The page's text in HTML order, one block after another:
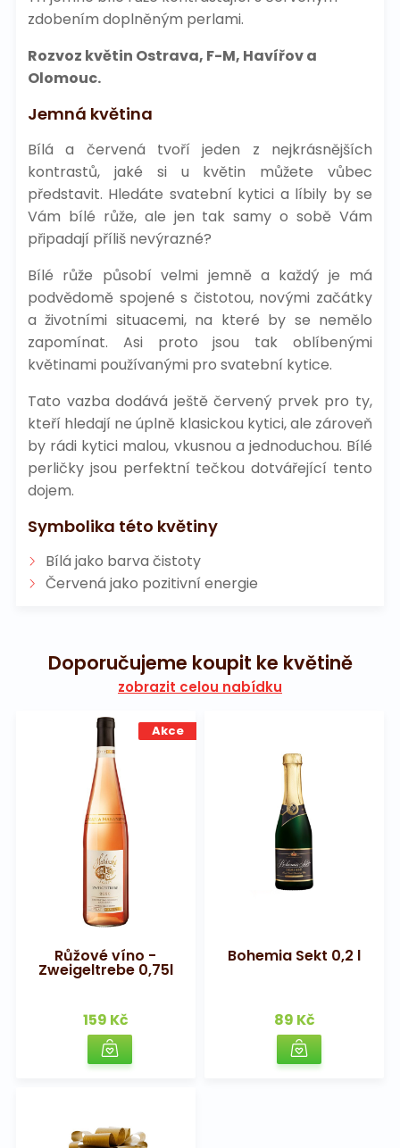
zdobením doplněným perlami.
Rozvoz květin Ostrava, F-M, Havířov a
Olomouc.
Jemná květina
Bílá a červená tvoří jeden z nejkrásnějších
kontrastů, jaké si u květin můžete vůbec
představit. Hledáte svatební kytici a líbily by se
Vám bílé růže, ale jen tak samy o sobě Vám
připadají příliš nevýrazné?
Bílé růže působí velmi jemně a každý je má
podvědomě spojené s čistotou, novými začátky
a životními situacemi, na které by se nemělo
zapomínat. Asi proto jsou tak oblíbenými
květinami používanými pro svatební kytice.
Tato vazba dodává ještě červený prvek pro ty,
kteří hledají ne úplně klasickou kytici, ale zároveň
by rádi kytici malou, vkusnou a jednoduchou. Bílé
perličky jsou perfektní tečkou dotvářející tento
dojem.
Symbolika této květiny
Bílá jako barva čistoty
Červená jako pozitivní energie
Doporučujeme koupit ke květině
zobrazit celou nabídku
Akce
Růžové víno -
Zweigeltrebe 0,75l
159 Kč
Bohemia Sekt 0,2 l
89 Kč